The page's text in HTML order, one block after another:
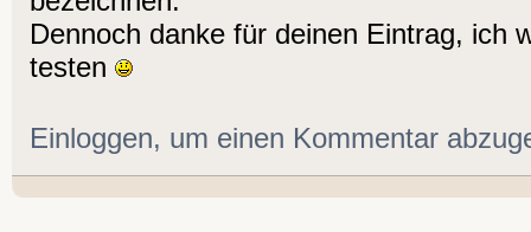
Dennoch danke für deinen Eintrag, ich
testen
Einloggen, um einen Kommentar